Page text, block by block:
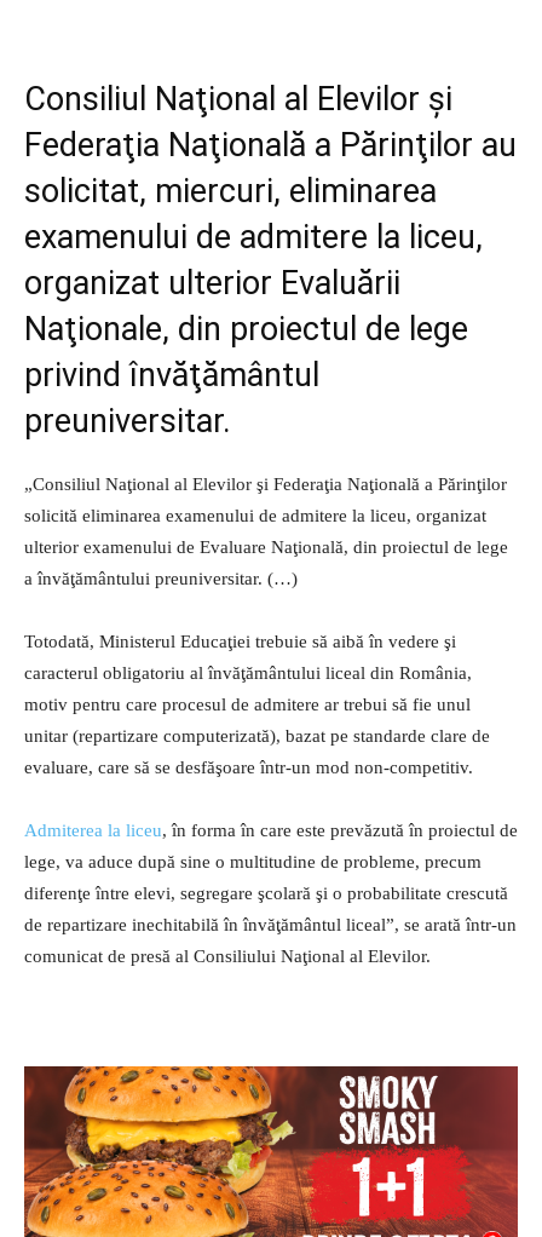
Consiliul Naţional al Elevilor şi
Federaţia Naţională a Părinţilor au
solicitat, miercuri, eliminarea
examenului de admitere la liceu,
organizat ulterior Evaluării
Naţionale, din proiectul de lege
privind învăţământul
preuniversitar.
„Consiliul Naţional al Elevilor şi Federaţia Naţională a Părinţilor
solicită eliminarea examenului de admitere la liceu, organizat
ulterior examenului de Evaluare Naţională, din proiectul de lege
a învăţământului preuniversitar. (…)
Totodată, Ministerul Educaţiei trebuie să aibă în vedere şi
caracterul obligatoriu al învăţământului liceal din România,
motiv pentru care procesul de admitere ar trebui să fie unul
unitar (repartizare computerizată), bazat pe standarde clare de
evaluare, care să se desfăşoare într-un mod non-competitiv.
Admiterea la liceu, în forma în care este prevăzută în proiectul de
lege, va aduce după sine o multitudine de probleme, precum
diferenţe între elevi, segregare şcolară şi o probabilitate crescută
de repartizare inechitabilă în învăţământul liceal”, se arată într-un
comunicat de presă al Consiliului Naţional al Elevilor.